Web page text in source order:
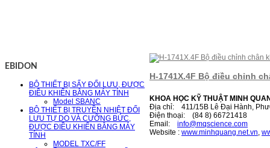
EBIDON
BỘ THIẾT BỊ SẤY ĐỐI LƯU, ĐƯỢC
ĐIỀU KHIỂN BẰNG MÁY TÍNH
Model SBANC
BỘ THIẾT BỊ TRUYỀN NHIỆT ĐỐI
LƯU TỰ DO VÀ CƯỠNG BỨC,
ĐƯỢC ĐIỀU KHIỂN BẰNG MÁY
TÍNH
MODEL TXC/FF
H-1741X.4F Bộ điều chỉnh
KHOA HỌC KỸ THUẬT MINH
Địa chỉ: 411/15B Lê Đại Hành,
Điện thoại: (84 8) 66721418
Email: info@mqscience.com
Website : www.minhquang.net.vn,